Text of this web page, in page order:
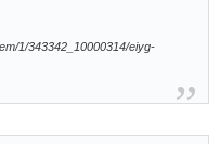
1/343342_10000314/eiyg-